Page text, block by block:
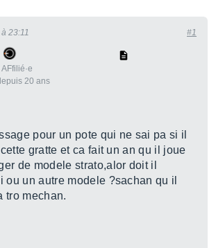
20 ans
23:11 #1
pour un pote qui ne sai pa si il
gratte et ca fait un an qu il joue
de modele strato,alor doit il
ou un autre modele ?sachan qu il
tro mechan.